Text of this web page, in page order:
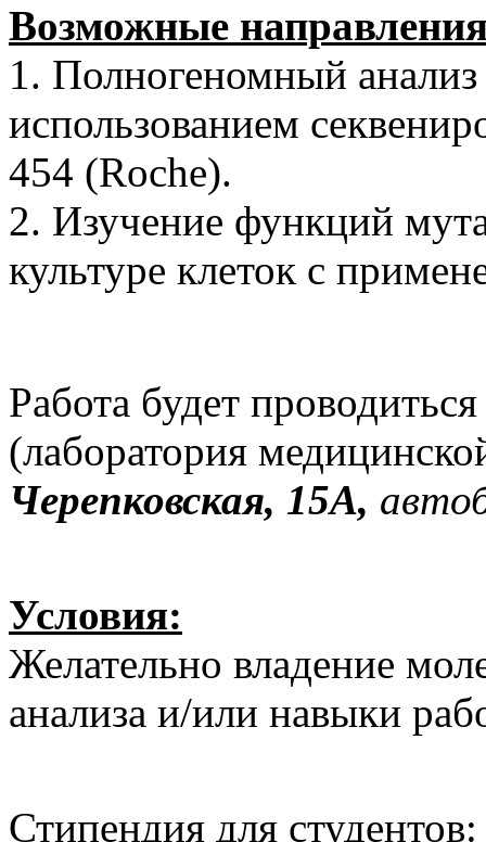
Возможные
1. Полногеномный
использованием
454 (Roche).
2. Изучение функций
культуре клеток с
Работа будет
(лаборатория
Черепковская, 15А,
Условия:
Желательно владение
анализа и/или навыки
Стипендия для студентов